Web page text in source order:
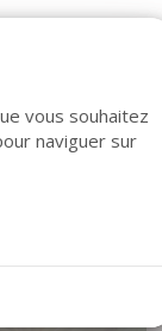
vous souhaitez
naviguer sur